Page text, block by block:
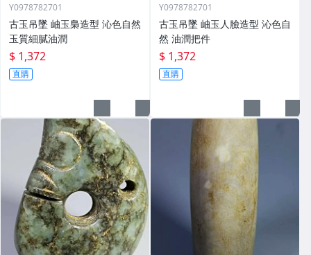
Y0978782701
古玉吊墜 岫玉梟造型 沁色自然
玉質細膩油潤
$ 1,372
直購
Y0978782701
古玉吊墜 岫玉人臉造型 沁色自
然 油潤把件
$ 1,372
直購